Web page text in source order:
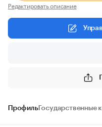
Редактировать описание
ПрофильГосударственные